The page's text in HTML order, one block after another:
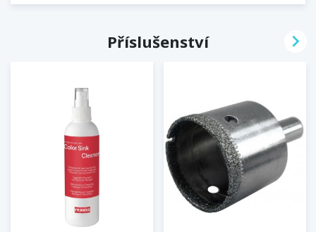
Příslušenství 